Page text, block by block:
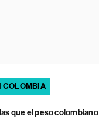
COLOMBIA
que el peso colombiano